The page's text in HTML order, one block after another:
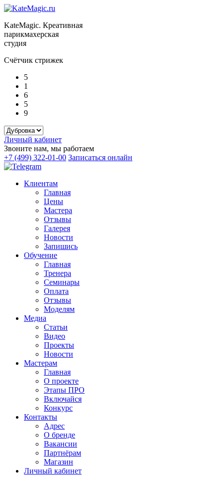
KateMagic. Креативная
парикмахерская
студия
Счётчик стрижек
5
1
6
5
9
Личный кабинет
Звоните нам, мы работаем
+7 (499) 322-01-00 Записаться онлайн
Клиентам
Главная
Цены
Мастера
Отзывы
Галерея
Новости
Запишись
Обучение
Главная
Тренера
Семинары
Оплата
Отзывы
Моделям
Медиа
Статьи
Видео
Проекты
Новости
Мастерам
Главная
О проекте
Этапы ПРО
Включайся
Конкурс
Контакты
Адрес
О бренде
Вакансии
Партнёрам
Магазин
Личный кабинет